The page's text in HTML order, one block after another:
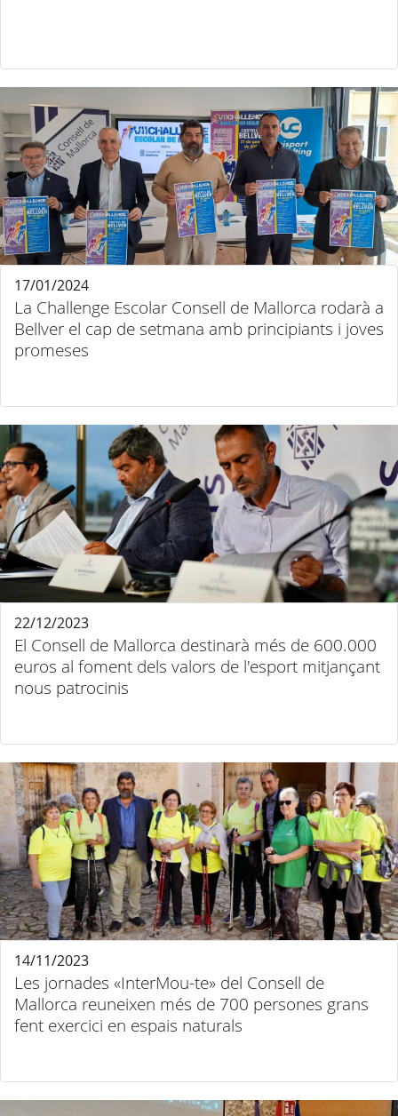
La Challenge Escolar Consell de Mallorca rodarà a
Bellver el cap de setmana amb principiants i joves
promeses
17/01/2024
El Consell de Mallorca destinarà més de 600.000
euros al foment dels valors de l'esport mitjançant
nous patrocinis
22/12/2023
Les jornades «InterMou-te» del Consell de
Mallorca reuneixen més de 700 persones grans
fent exercici en espais naturals
14/11/2023